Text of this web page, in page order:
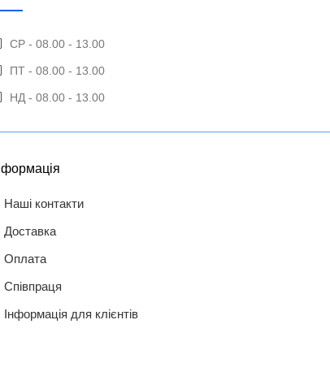
СР - 08.00 - 13.00
ПТ - 08.00 - 13.00
НД - 08.00 - 13.00
Наші контакти
Доставка
Оплата
Співпраця
Інформація для клієнтів